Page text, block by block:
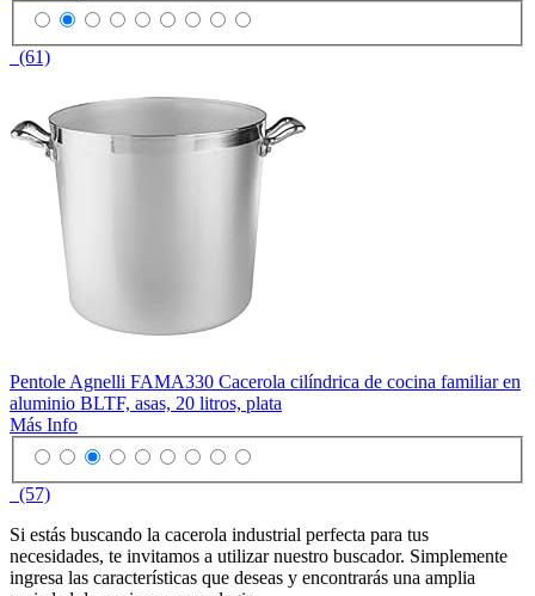
(61)
Pentole Agnelli FAMA330 Cacerola cilíndrica de cocina familiar en
aluminio BLTF, asas, 20 litros, plata
Más Info
(57)
Si estás buscando la cacerola industrial perfecta para tus
necesidades, te invitamos a utilizar nuestro buscador. Simplemente
ingresa las características que deseas y encontrarás una amplia